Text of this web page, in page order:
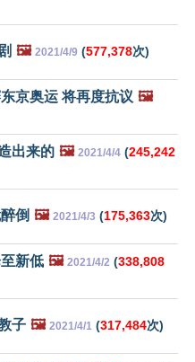
🖼️ 2021/4/9 (577,378次)
京奥运 将再度抗议 🖼️
出来的 🖼️ 2021/4/4 (245,242
倒 🖼️ 2021/4/3 (175,363次)
新低 🖼️ 2021/4/2 (338,808
子 🖼️ 2021/4/1 (317,484次)